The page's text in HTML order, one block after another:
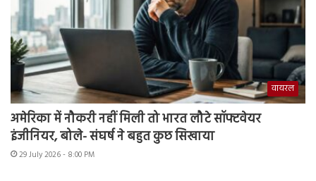
वायरल
अमेरिका में नौकरी नहीं मिली तो भारत लौटे सॉफ्टवेयर
इंजीनियर, बोले- संघर्ष ने बहुत कुछ सिखाया
29 July 2026 - 8:00 PM